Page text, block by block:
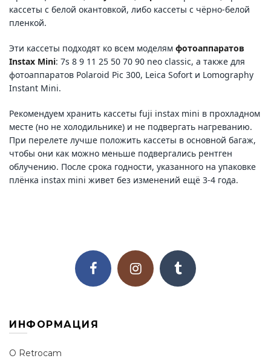
кассеты с белой окантовкой, либо кассеты с чёрно-белой
пленкой.
Эти кассеты подходят ко всем моделям фотоаппаратов
Instax Mini: 7s 8 9 11 25 50 70 90 neo classic, а также для
фотоаппаратов Polaroid Pic 300, Leica Sofort и Lomography
Instant Mini.
Рекомендуем хранить кассеты fuji instax mini в прохладном
месте (но не холодильнике) и не подвергать нагреванию.
При перелете лучше положить кассеты в основной багаж,
чтобы они как можно меньше подвергались рентген
облучению. После срока годности, указанного на упаковке
плёнка instax mini живет без изменений ещё 3-4 года.
ИНФОРМАЦИЯ
О Retrocam